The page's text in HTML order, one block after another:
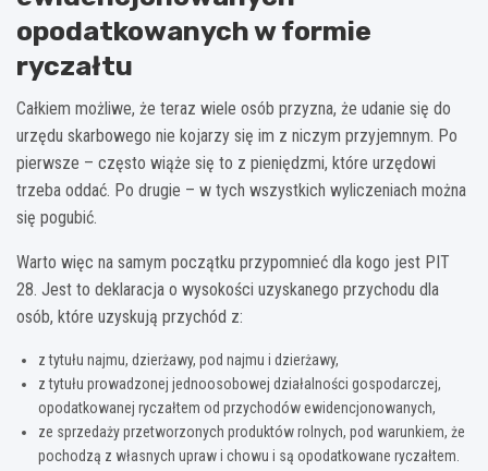
opodatkowanych w formie
ryczałtu
Całkiem możliwe, że teraz wiele osób przyzna, że udanie się do
urzędu skarbowego nie kojarzy się im z niczym przyjemnym. Po
pierwsze – często wiąże się to z pieniędzmi, które urzędowi
trzeba oddać. Po drugie – w tych wszystkich wyliczeniach można
się pogubić.
Warto więc na samym początku przypomnieć dla kogo jest PIT
28. Jest to deklaracja o wysokości uzyskanego przychodu dla
osób, które uzyskują przychód z:
z tytułu najmu, dzierżawy, pod najmu i dzierżawy,
z tytułu prowadzonej jednoosobowej działalności gospodarczej,
opodatkowanej ryczałtem od przychodów ewidencjonowanych,
ze sprzedaży przetworzonych produktów rolnych, pod warunkiem, że
pochodzą z własnych upraw i chowu i są opodatkowane ryczałtem.